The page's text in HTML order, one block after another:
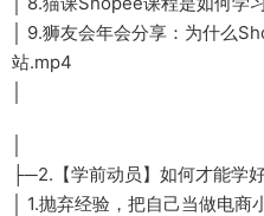
│ 9.狮友会年会分享：为什么
站.mp4
├─2.【学前动员】如何才能学
│ 1.抛弃经验，把自己当做电